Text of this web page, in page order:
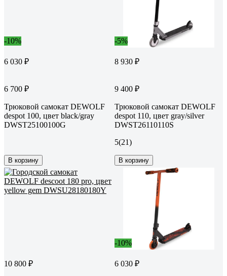
-10%
6 030 ₽
6 700 ₽
Трюковой самокат DEWOLF
despot 100, цвет black/gray
DWST25100100G
В корзину
-5%
8 930 ₽
9 400 ₽
Трюковой самокат DEWOLF
despot 110, цвет gray/silver
DWST26110110S
5(21)
В корзину
10 800 ₽
-10%
6 030 ₽